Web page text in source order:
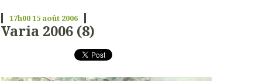
17h0015 août 2006
Varia 2006 (8)